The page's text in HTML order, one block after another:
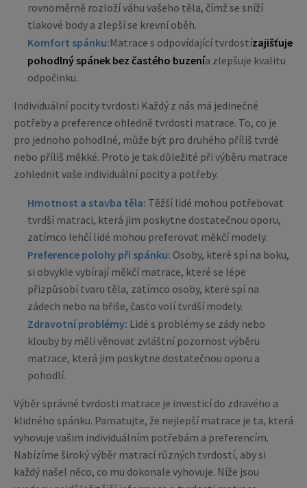
rovnoměrně rozloží váhu vašeho těla, čímž se sníží
tlakové body a zlepší se krevní oběh.
Komfort spánku:Matrace s odpovídající tvrdostízajišťuje
pohodlný spánek bez častého buzenía zlepšuje kvalitu
odpočinku.
Individuální pocity tvrdosti Každý z nás má jedinečné
potřeby a preference ohledně tvrdosti matrace. To, co je
pro jednoho pohodlné, může být pro druhého příliš tvrdé
nebo příliš měkké. Proto je tak důležité při výběru matrace
zohlednit vaše individuální pocity a potřeby.
Hmotnost a stavba těla: Těžší lidé mohou potřebovat
tvrdší matraci, která jim poskytne dostatečnou oporu,
zatímco lehčí lidé mohou preferovat měkčí modely.
Preference polohy při spánku: Osoby, které spí na boku,
si obvykle vybírají měkčí matrace, které se lépe
přizpůsobí tvaru těla, zatímco osoby, které spí na
zádech nebo na břiše, často volí tvrdší modely.
Zdravotní problémy: Lidé s problémy se zády nebo
klouby by měli věnovat zvláštní pozornost výběru
matrace, která jim poskytne dostatečnou oporu a
pohodlí.
Výběr správné tvrdosti matrace je investicí do zdravého a
klidného spánku. Pamatujte, že nejlepší matrace je ta, která
vyhovuje vašim individuálním potřebám a preferencím.
Nabízíme široký výběr matrací různých tvrdostí, aby si
každý našel něco, co mu dokonale vyhovuje. Níže jsou